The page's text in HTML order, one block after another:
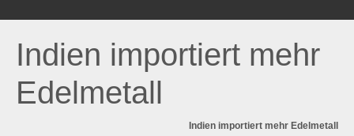
Indien importiert mehr
Edelmetall
Indien importiert mehr Edelmetall